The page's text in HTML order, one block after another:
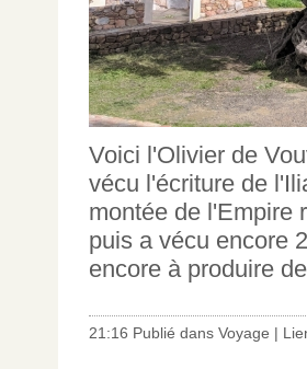
Voici l'Olivier de
vécu l'écriture de
montée de l'Empire
puis a vécu encore
encore à produire
21:16 Publié dans Voyage |